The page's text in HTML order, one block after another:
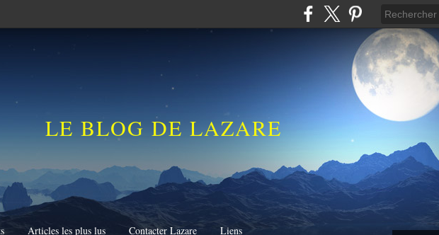
LE BLOG DE LAZARE
Articles les plus lus Contacter Lazare Liens